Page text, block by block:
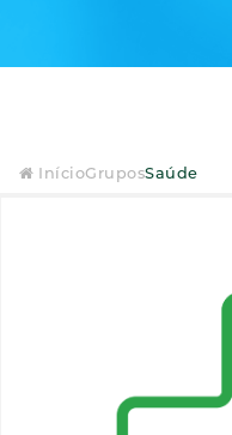
InícioGruposSaúde